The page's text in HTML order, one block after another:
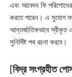
এবং আবেদন ফি পরিশোধের
করতে পারেন। এ সুযোগ
আন্তর্জাতিকভাবে স্বীকৃত
সুনির্দিষ্ট পথ রচনা করবে।
[বিদ্র সংগ্রহীত